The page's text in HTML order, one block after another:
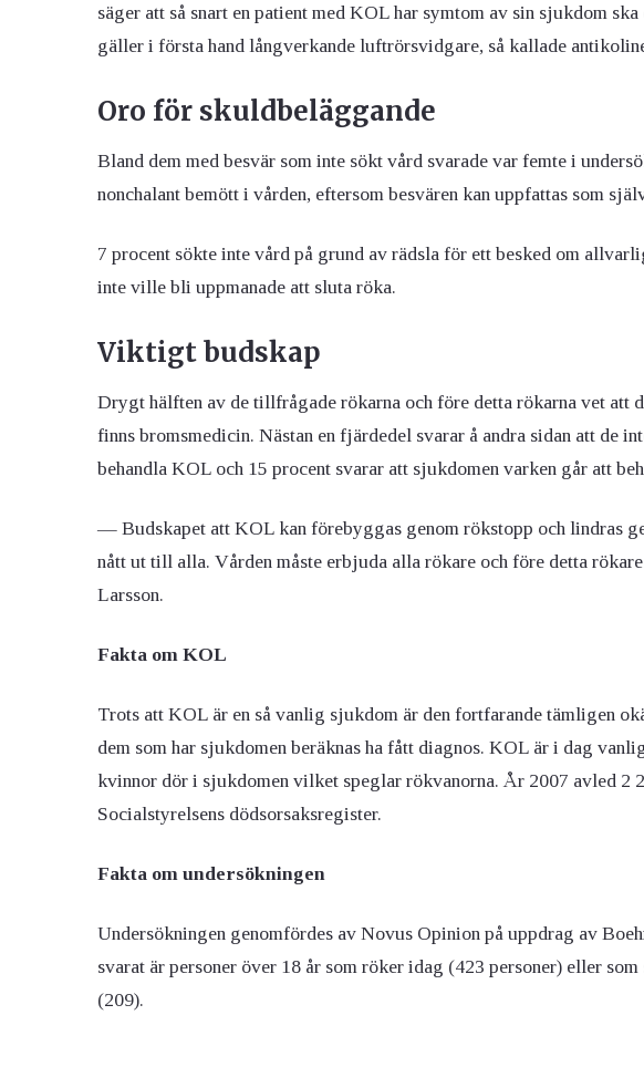
säger att så snart en patient med KOL har symtom av sin sjukdom
gäller i första hand långverkande luftrörsvidgare, så kallade
Oro för skuldbeläggande
Bland dem med besvär som inte sökt vård svarade var femte i
nonchalant bemött i vården, eftersom besvären kan uppfattas som
7 procent sökte inte vård på grund av rädsla för ett besked om
inte ville bli uppmanade att sluta röka.
Viktigt budskap
Drygt hälften av de tillfrågade rökarna och före detta rökarna vet att
finns bromsmedicin. Nästan en fjärdedel svarar å andra sidan att de
behandla KOL och 15 procent svarar att sjukdomen varken går att
— Budskapet att KOL kan förebyggas genom rökstopp och lindras
nått ut till alla. Vården måste erbjuda alla rökare och före detta
Larsson.
Fakta om KOL
Trots att KOL är en så vanlig sjukdom är den fortfarande tämligen
dem som har sjukdomen beräknas ha fått diagnos. KOL är i dag
kvinnor dör i sjukdomen vilket speglar rökvanorna. År 2007 avled 2
Socialstyrelsens dödsorsaksregister.
Fakta om undersökningen
Undersökningen genomfördes av Novus Opinion på uppdrag av
svarat är personer över 18 år som röker idag (423 personer) eller
(209).